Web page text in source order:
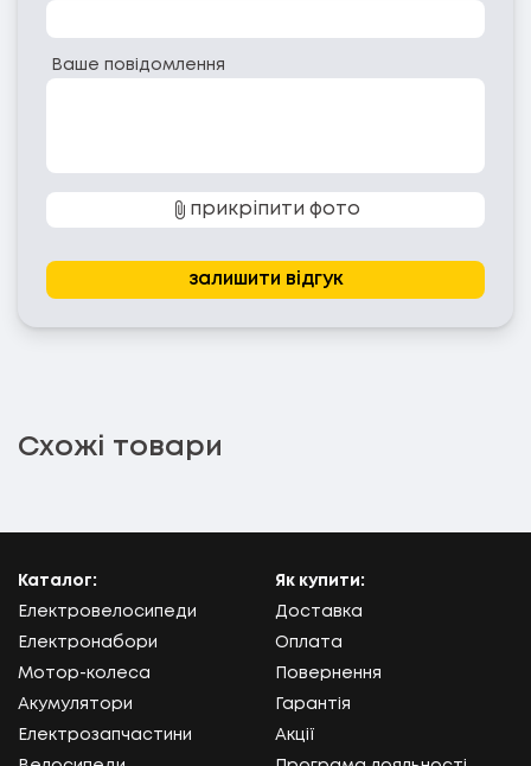
Ваше повідомлення
прикріпити фото
залишити відгук
Схожі товари
Каталог:
Електровелосипеди
Електронабори
Мотор-колеса
Акумулятори
Електрозапчастини
Як купити:
Доставка
Оплата
Повернення
Гарантія
Акції